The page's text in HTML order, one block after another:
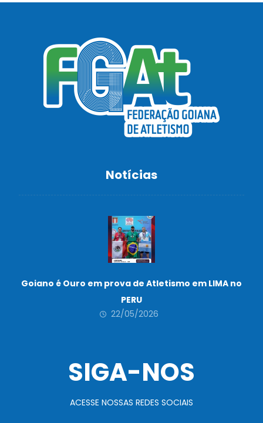
Notícias
Goiano é Ouro em prova de Atletismo em LIMA no
PERU
22/05/2026
SIGA-NOS
ACESSE NOSSAS REDES SOCIAIS